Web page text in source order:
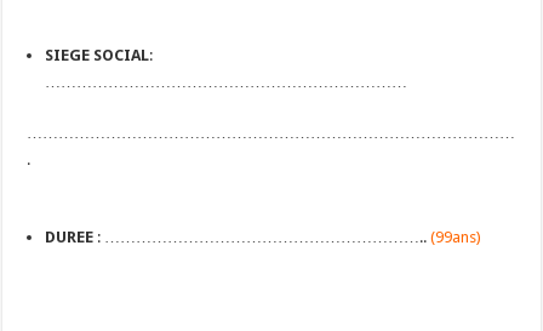
SIEGE SOCIAL:
……………………………………………………………
…………………………………………………………………………………
.
DUREE : ……………………………………………………..(99ans)